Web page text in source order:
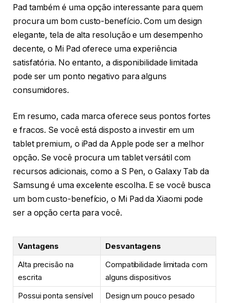
Pad também é uma opção interessante para quem
procura um bom custo-benefício. Com um design
elegante, tela de alta resolução e um desempenho
decente, o Mi Pad oferece uma experiência
satisfatória. No entanto, a disponibilidade limitada
pode ser um ponto negativo para alguns
consumidores.
Em resumo, cada marca oferece seus pontos fortes
e fracos. Se você está disposto a investir em um
tablet premium, o iPad da Apple pode ser a melhor
opção. Se você procura um tablet versátil com
recursos adicionais, como a S Pen, o Galaxy Tab da
Samsung é uma excelente escolha. E se você busca
um bom custo-benefício, o Mi Pad da Xiaomi pode
ser a opção certa para você.
Vantagens
Desvantagens
Alta precisão na
escrita
Compatibilidade limitada com
alguns dispositivos
Possui ponta sensível
Design um pouco pesado